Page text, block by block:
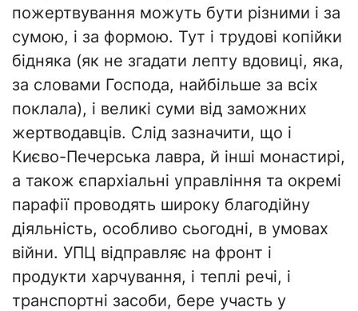
пожертвування можуть бути різними і за
сумою, і за формою. Тут і трудові копійки
бідняка (як не згадати лепту вдовиці, яка,
за словами Господа, найбільше за всіх
поклала), і великі суми від заможних
жертводавців. Слід зазначити, що і
Києво-Печерська лавра, й інші монастирі,
а також єпархіальні управління та окремі
парафії проводять широку благодійну
діяльність, особливо сьогодні, в умовах
війни. УПЦ відправляє на фронт і
продукти харчування, і теплі речі, і
транспортні засоби, бере участь у